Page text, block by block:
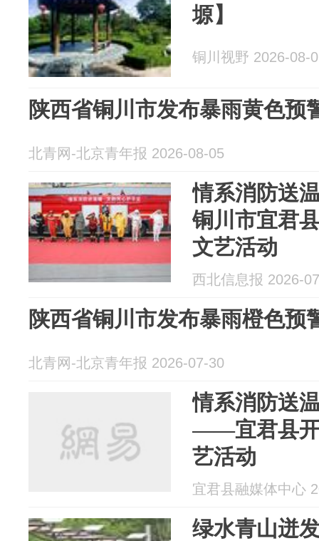
塬】
铜川视野 2026-08-
陕西省铜川市发布暴雨黄色预
北青网-北京青年报 2026-08-05
情系消防送
铜川市宜君
文艺活动
西北信息报 2026-
陕西省铜川市发布暴雨橙色预
北青网-北京青年报 2026-07-30
情系消防送
——宜君县开
艺活动
宜君县融媒体中心
绿水青山迸